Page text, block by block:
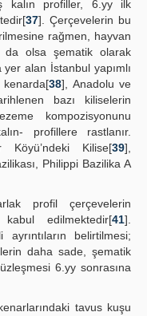
kalın profiller, 6.yy ilk
37]. Çerçevelerin bu
rağmen, hayvan
olsa şematik olarak
alan İstanbul yapımlı
38], Anadolu ve
bazı kiliselerin
kompozisyonunu
profillere rastlanır.
Köyü’ndeki Kilise[39],
Philippi Bazilika A
profil çerçevelerin
kabul edilmektedir[41].
belirtilmesi;
daha sade, şematik
6.yy sonrasına
tavus kuşu